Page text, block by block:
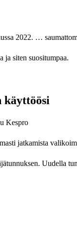
2022. …
ja siten suositumpaa.
käyttöösi
Kespro
jatkamista
Uudella